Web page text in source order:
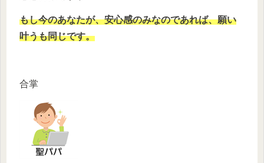
もし今のあなたが、安心感のみなのであれば、願い
叶うも同じです。
合掌